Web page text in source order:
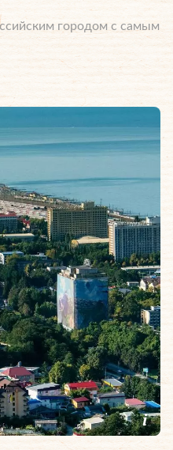
городом с самым